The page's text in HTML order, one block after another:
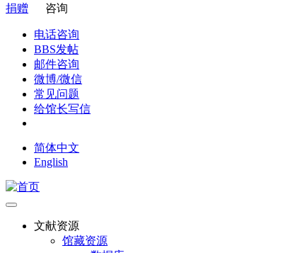
捐赠
咨询
电话咨询
BBS发帖
邮件咨询
微博/微信
常见问题
给馆长写信
简体中文
English
文献资源
馆藏资源